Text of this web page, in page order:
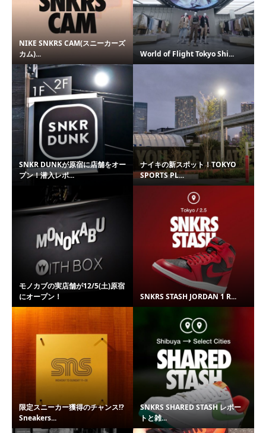
NIKE SNKRS CAM(スニーカーズ
カム)...
World of Flight Tokyo Shi...
SNKR DUNKが原宿に店舗をオー
プン！潜入レポ...
ナイキの新スポット！TOKYO
SPORTS PL...
モノカブの実店舗が12/5(土)原宿
にオープン！
SNKRS STASH JORDAN 1 R...
限定スニーカー獲得のチャンス!?
Sneakers...
SNKRS SHARED STASH レポー
トと雑...